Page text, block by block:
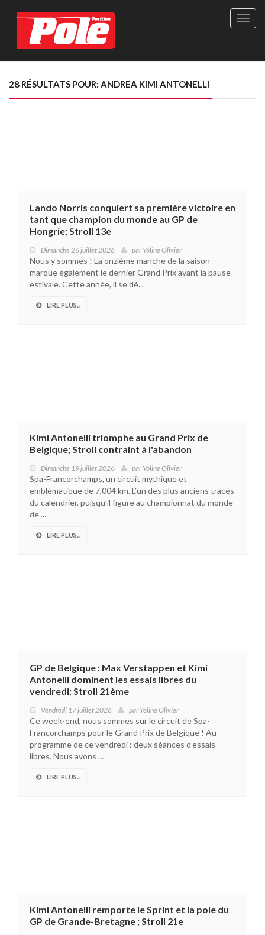
Site
Le
28 RÉSULTATS POUR: ANDREA KIMI ANTONELLI
Lando Norris conquiert sa première victoire en
tant que champion du monde au GP de
Hongrie; Stroll 13e
Dimanche 26 juillet 2026 par Yoline Olivier
Nous y sommes ! La onzième manche de la saison
marque également le dernier Grand Prix avant la pause
estivale. Cette année, il se dé...
LIRE PLUS...
Kimi Antonelli triomphe au Grand Prix de
Belgique; Stroll contraint à l'abandon
Dimanche 19 juillet 2026 par Yoline Olivier
Spa-Francorchamps, un circuit mythique et
emblématique de 7,004 km. L’un des plus anciens tracés
du calendrier, puisqu’il figure au championnat du monde
de ...
LIRE PLUS...
GP de Belgique : Max Verstappen et Kimi
Antonelli dominent les essais libres du
vendredi; Stroll 21ème
Vendredi 17 juillet 2026 par Yoline Olivier
Ce week-end, nous sommes sur le circuit de Spa-
Francorchamps pour le Grand Prix de Belgique ! Au
programme de ce vendredi : deux séances d’essais
libres. Nous avons ...
LIRE PLUS...
Kimi Antonelli remporte le Sprint et la pole du
GP de Grande-Bretagne ; Stroll 21e